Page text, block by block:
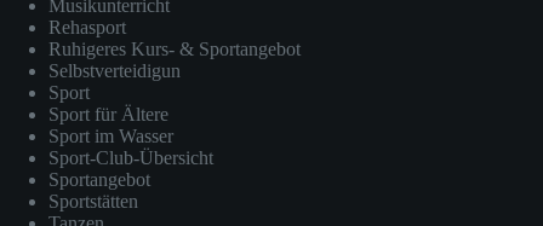
Musikunterricht
Rehasport
Ruhigeres Kurs- & Sportangebot
Selbstverteidigun
Sport
Sport für Ältere
Sport im Wasser
Sport-Club-Übersicht
Sportangebot
Sportstätten